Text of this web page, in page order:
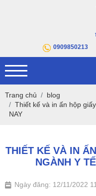
0909850213
Trang chủ
blog
Thiết kế và in ấn hộp
NAY
THIẾT KẾ VÀ IN
NGÀNH Y
Ngày đăng: 12/11/2022